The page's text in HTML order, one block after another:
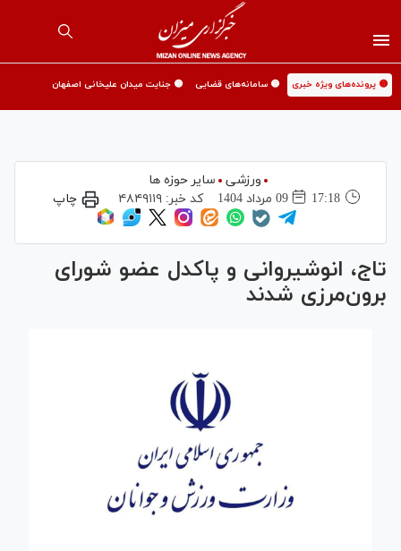
🟡 پرونده‌های ویژه خبری 🟡 سامانه‌های قضایی 🟡 جنایت میدان علیخانی اصفهان
ورزشی
سایر حوزه ها
17:18
09 مرداد 1404 کد خبر:۴۸۴۹۱۱۹ چاپ
تاج، انوشیروانی و پاکدل عضو شورای
برون‌مرزی شدند